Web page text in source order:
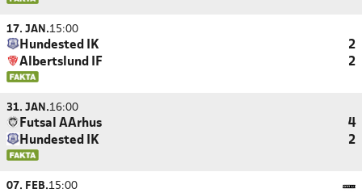
17. JAN.15:00
Hundested IK
2
Albertslund IF
2
31. JAN.16:00
Futsal AArhus
4
Hundested IK
2
07. FEB.15:00